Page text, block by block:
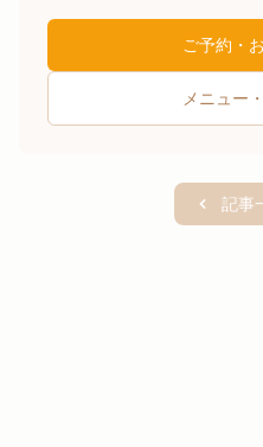
ご予約・
メニュー
記事